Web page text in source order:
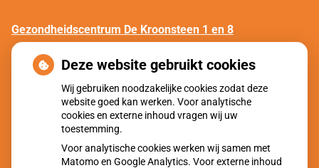
Gezondheidscentrum De Kroonsteen 1 en 8
Gezond hart in Malden
Gezondheidscentrum De Vuursteen
Gezond hart in Molenhoek
Huisartsenpraktijk Overasselt
Gezond hart in Overasselt
Deze website gebruikt cookies
Wij gebruiken noodzakelijke cookies zodat deze
website goed kan werken. Voor analytische
cookies en externe inhoud vragen wij uw
toestemming.
Voor analytische cookies werken wij samen met
Matomo en Google Analytics. Voor externe inhoud